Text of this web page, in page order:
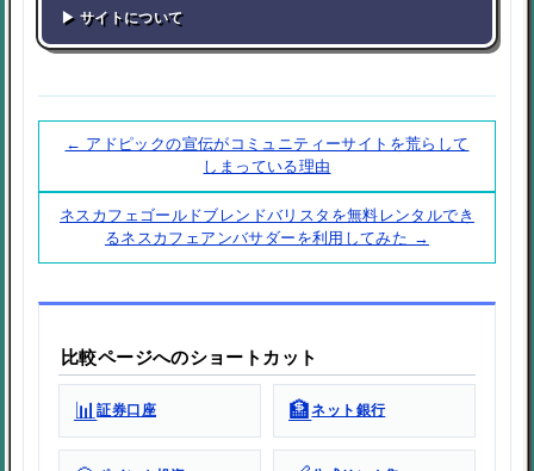
▶ サイトについて
← アドピックの宣伝がコミュニティーサイトを荒らして
しまっている理由
ネスカフェゴールドブレンドバリスタを無料レンタルでき
るネスカフェアンバサダーを利用してみた →
比較ページへのショートカット
📊証券口座 🏦ネット銀行